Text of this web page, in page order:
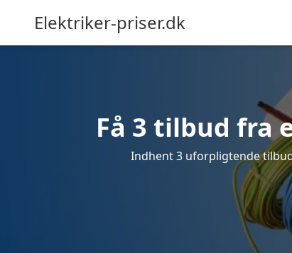
Elektriker-priser.dk
Få 3 tilbud fra
Indhent 3 uforpligtende